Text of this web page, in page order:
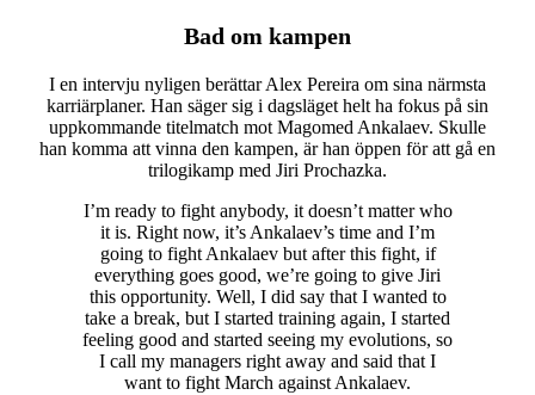
Bad om kampen
I en intervju nyligen berättar Alex Pereira om sina närmsta
karriärplaner. Han säger sig i dagsläget helt ha fokus på sin
uppkommande titelmatch mot Magomed Ankalaev. Skulle
han komma att vinna den kampen, är han öppen för att gå en
trilogikamp med Jiri Prochazka.
I’m ready to fight anybody, it doesn’t matter who
it is. Right now, it’s Ankalaev’s time and I’m
going to fight Ankalaev but after this fight, if
everything goes good, we’re going to give Jiri
this opportunity. Well, I did say that I wanted to
take a break, but I started training again, I started
feeling good and started seeing my evolutions, so
I call my managers right away and said that I
want to fight March against Ankalaev.